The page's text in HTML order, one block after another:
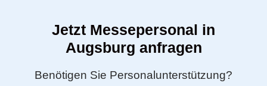
Jetzt Messepersonal in
Augsburg anfragen
Benötigen Sie Personalunterstützung?